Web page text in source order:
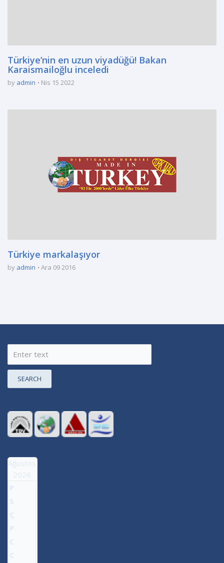
Türkiye’nin en uzun viyadüğü! Bakan
Karaismailoğlu inceledi
by admin Nis 15 2022
Türkiye markalaşıyor
by admin Ara 09 2016
SEARCH
Ağustos
2026
P
S
Ç
P
C
C